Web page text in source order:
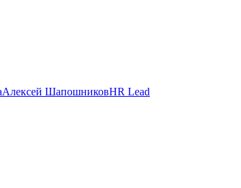
Алексей ШапошниковHR Lead